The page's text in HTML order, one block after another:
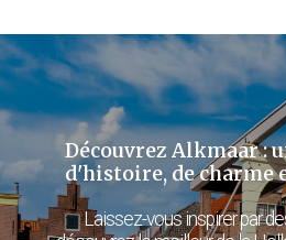
Découvrez Alkmaar :
d'histoire, de charme
Laissez-vous inspirer par